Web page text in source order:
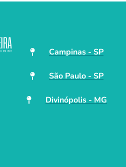
Campinas - SP
São Paulo - SP
Divinópolis - MG